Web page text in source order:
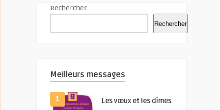
Rechercher
Rechercher
Meilleurs messages
1 Les vœux et les dîmes